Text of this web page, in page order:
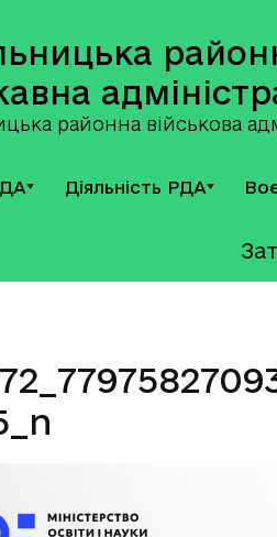
районна військова
Діяльність РДА